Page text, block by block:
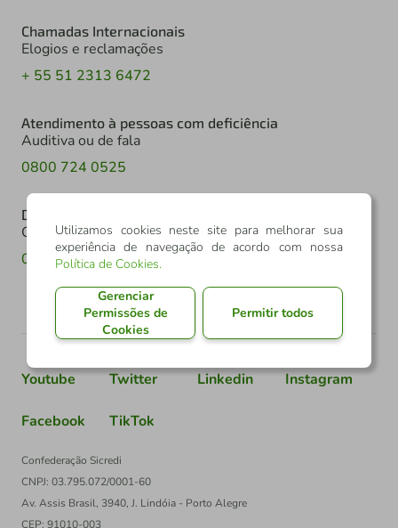
Chamadas Internacionais
Elogios e reclamações
+ 55 51 2313 6472
Atendimento à pessoas com deficiência
Auditiva ou de fala
0800 724 0525
Denúncia
Canal de denúncia
0800 602 6918
Youtube Twitter Linkedin Instagram
Facebook TikTok
Confederação Sicredi
CNPJ: 03.795.072/0001-60
Av. Assis Brasil, 3940, J. Lindóia - Porto Alegre
CEP: 91010-003
Utilizamos cookies neste site para melhorar sua
experiência de navegação de acordo com nossa
Política de Cookies.
Gerenciar
Permissões de
Cookies
Permitir todos